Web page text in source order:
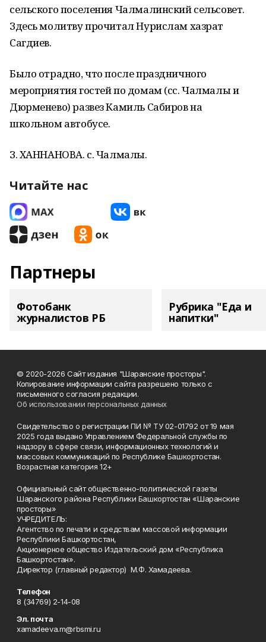
сельского поселения Чалмалинский сельсовет.
Здесь молитву прочитал Нурислам хазрат
Сагдиев.
Было отрадно, что после праздничного
мероприятия гостей по домам (сс. Чалмалы и
Дюрменево) развез Камиль Сабиров на
школьном автобусе.
З. ХАННАНОВА. с. Чалмалы.
Читайте нас
Партнеры
Фотобанк
журналистов РБ
Рубрика "Еда и
напитки"
© 2020-2026 Сайт издания "Шаранские просторы".
Копирование информации сайта разрешено только с
письменного согласия редакции.
Об использовании персональных данных
Свидетельство о регистрации ПИ № ТУ 02-01792 от 19 мая
2025 года выдано Управлением Федеральной службы по
надзору в сфере связи, информационных технологий и
массовых коммуникаций по Республике Башкортостан.
Возрастная категория 12+
Официальный сайт общественно-политической газеты
Шаранского района Республики Башкортостан «Шаранские
просторы»
УЧРЕДИТЕЛЬ:
Агентство по печати и средствам массовой информации
Республики Башкортостан,
Акционерное общество Издательский дом «Республика
Башкортостан».
Директор (главный редактор) М.Ф. Хамадеева.
Телефон
8 (34769) 2-14-08
Эл. почта
xamadeeva.m@rbsmi.ru